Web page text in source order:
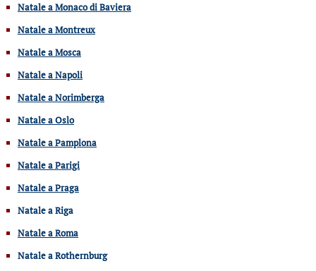
Natale a Monaco di Baviera
Natale a Montreux
Natale a Mosca
Natale a Napoli
Natale a Norimberga
Natale a Oslo
Natale a Pamplona
Natale a Parigi
Natale a Praga
Natale a Riga
Natale a Roma
Natale a Rothernburg